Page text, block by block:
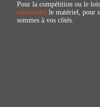
Pour la compétition ou le
renouvelerle matériel, pour
sommes à vos côtés.